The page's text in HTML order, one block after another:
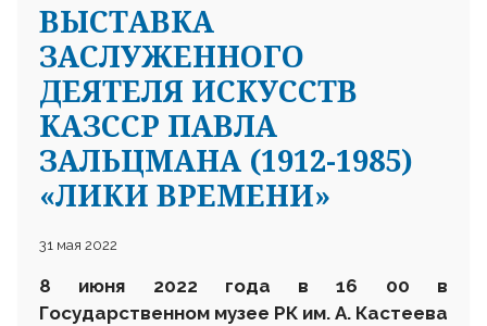
ВЫСТАВКА
ЗАСЛУЖЕННОГО
ДЕЯТЕЛЯ ИСКУССТВ
КАЗССР ПАВЛА
ЗАЛЬЦМАНА (1912-1985)
«ЛИКИ ВРЕМЕНИ»
31 мая 2022
8 июня 2022 года в 16 00 в
Государственном музее РК им. А. Кастеева